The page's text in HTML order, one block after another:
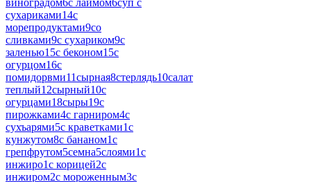
виноградом6с лаймом6суп с
сухариками14с
морепродуктами9со
сливками9с сухариком9с
заленью15с беконом15с
огурцом16с
помидорвми11сырная8стерлядь10салат
теплый12сырный10с
огурцами18сыры19с
пирожками4с гарниром4с
сухъарями5с краветками1с
кунжутом8с бананом1с
грепфрутом5семна5слоями1с
инжиро1с корицей2с
инжиром2с мороженным3с